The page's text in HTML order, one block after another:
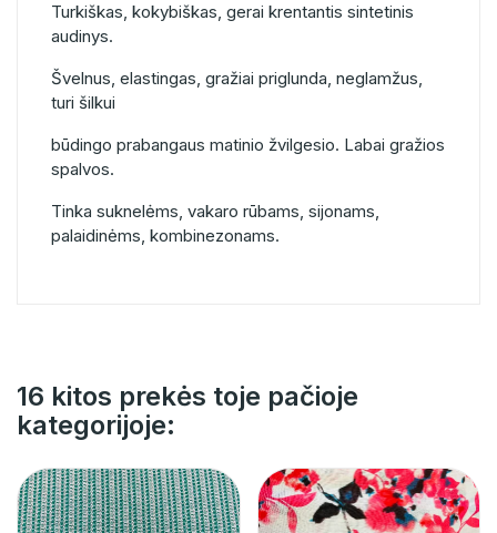
Turkiškas, kokybiškas, gerai krentantis sintetinis
audinys.
Švelnus, elastingas, gražiai priglunda, neglamžus,
turi šilkui
būdingo prabangaus matinio žvilgesio. Labai gražios
spalvos.
Tinka suknelėms, vakaro rūbams, sijonams,
palaidinėms, kombinezonams.
16 kitos prekės toje pačioje
kategorijoje: